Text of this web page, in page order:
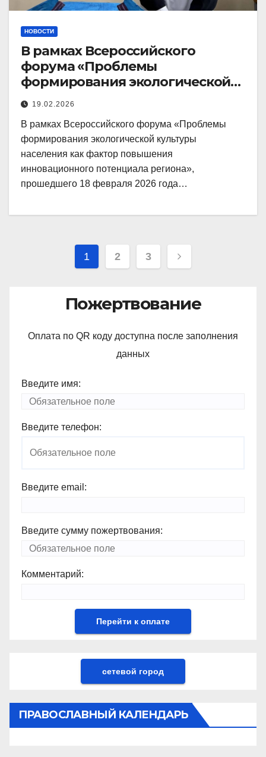
НОВОСТИ
В рамках Всероссийского
форума «Проблемы
формирования экологической
культуры населения как фактор
19.02.2026
В рамках Всероссийского форума «Проблемы
формирования экологической культуры
населения как фактор повышения
инновационного потенциала региона»,
прошедшего 18 февраля 2026 года…
Навигация
записям
1 2 3
Пожертвование
Оплата по QR коду доступна после заполнения
данных
Введите имя:
Введите телефон:
Введите email:
Введите сумму пожертвования:
Комментарий:
сетевой город
ПРАВОСЛАВНЫЙ КАЛЕНДАРЬ